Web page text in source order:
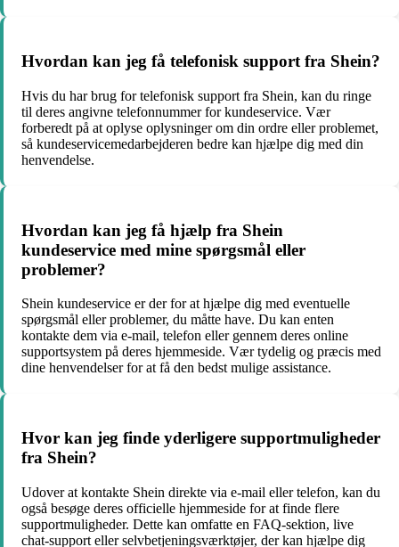
Hvordan kan jeg få telefonisk support fra Shein?
Hvis du har brug for telefonisk support fra Shein, kan du ringe
til deres angivne telefonnummer for kundeservice. Vær
forberedt på at oplyse oplysninger om din ordre eller problemet,
så kundeservicemedarbejderen bedre kan hjælpe dig med din
henvendelse.
Hvordan kan jeg få hjælp fra Shein
kundeservice med mine spørgsmål eller
problemer?
Shein kundeservice er der for at hjælpe dig med eventuelle
spørgsmål eller problemer, du måtte have. Du kan enten
kontakte dem via e-mail, telefon eller gennem deres online
supportsystem på deres hjemmeside. Vær tydelig og præcis med
dine henvendelser for at få den bedst mulige assistance.
Hvor kan jeg finde yderligere supportmuligheder
fra Shein?
Udover at kontakte Shein direkte via e-mail eller telefon, kan du
også besøge deres officielle hjemmeside for at finde flere
supportmuligheder. Dette kan omfatte en FAQ-sektion, live
chat-support eller selvbetjeningsværktøjer, der kan hjælpe dig